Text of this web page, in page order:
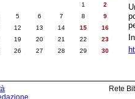
1
2
5 6 7 8
9
12 13 14 15
16
19 20 21 22
23
26 27 28 29
30
Rete